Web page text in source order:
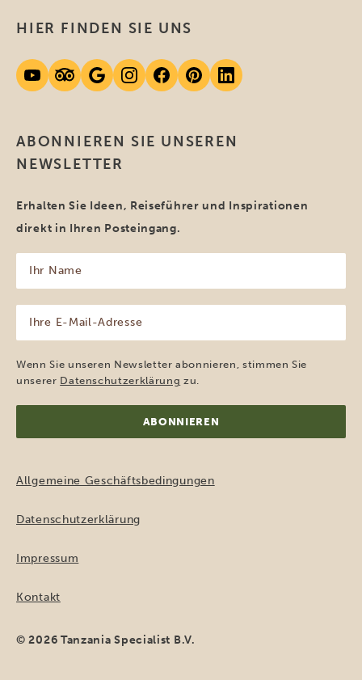
ABONNIEREN SIE UNSEREN
NEWSLETTER
Erhalten Sie Ideen, Reiseführer und Inspirationen
direkt in Ihren Posteingang.
Name
(erforderlich)
Mail-
Adresse
(erforderlich)
Wenn Sie unseren Newsletter abonnieren, stimmen Sie
unserer Datenschutzerklärung zu.
HIER FINDEN SIE UNS
Allgemeine Geschäftsbedingungen
Datenschutzerklärung
Impressum
Kontakt
© 2026 Tanzania Specialist B.V.